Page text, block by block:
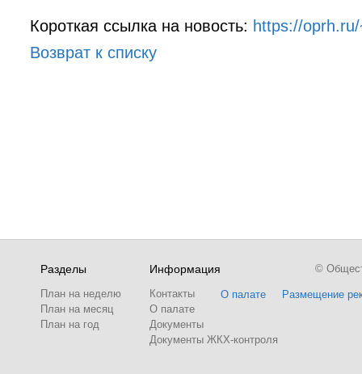
Короткая ссылка на новость: https://
Возврат к списку
Разделы
План на неделю
План на месяц
План на год
Информация
Контакты
О палате
Документы
Документы ЖКХ-контроля
О палате Размещение
©